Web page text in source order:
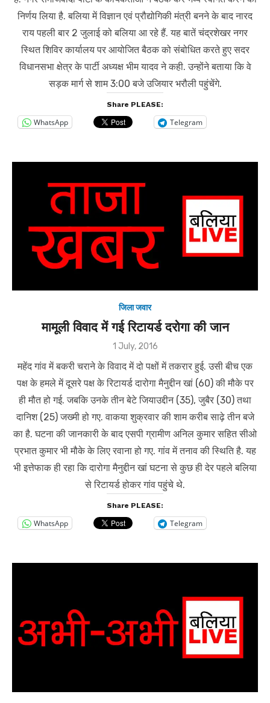
निर्णय लिया है. बलिया में विज्ञान एवं प्रौद्योगिकी मंत्री बनने के बाद नारद
राय पहली बार 2 जुलाई को बलिया आ रहे हैं. यह बातें चंद्रशेखर नगर
स्थित शिविर कार्यालय पर आयोजित बैठक को संबोधित करते हुए सदर
विधानसभा क्षेत्र के पार्टी अध्यक्ष भीम यादव ने कही. उन्होंने बताया कि वे
सड़क मार्ग से शाम 3:00 बजे उजियार भरौली पहुंचेंगे.
Share PLEASE:
WhatsApp Telegram
जिला जवार
मामूली विवाद में गई रिटायर्ड दरोगा की जान
Posted
1 July, 2016
महेंद गांव में बकरी चराने के विवाद में दो पक्षों में तकरार हुई. उसी बीच एक
पक्ष के हमले में दूसरे पक्ष के रिटायर्ड दारोगा मैनुद्दीन खां (60) की मौके पर
ही मौत हो गई. जबकि उनके तीन बेटे जियाउद्दीन (35), जुबैर (30) तथा
दानिश (25) जख्मी हो गए. वाकया शुक्रवार की शाम करीब साढ़े तीन बजे
का है. घटना की जानकारी के बाद एसपी ग्रामीण अनिल कुमार सहित सीओ
प्रभात कुमार भी मौके के लिए रवाना हो गए. गांव में तनाव की स्थिति है. यह
भी इत्तेफाक ही रहा कि दारोगा मैनुद्दीन खां घटना से कुछ ही देर पहले बलिया
से रिटायर्ड होकर गांव पहुंचे थे.
Share PLEASE:
WhatsApp Telegram